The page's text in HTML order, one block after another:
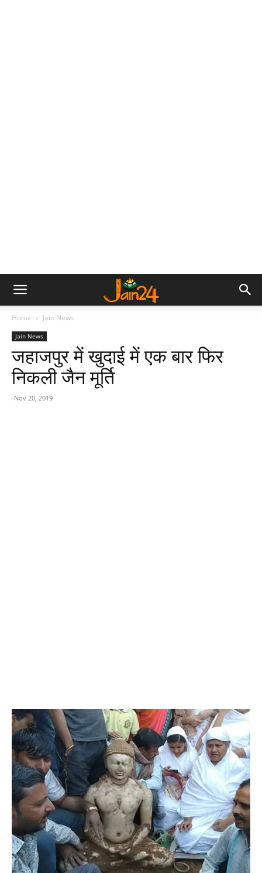
Home Jain News
Jain News
जहाजपुर में खुदाई में एक बार फिर
निकली जैन मूर्ति
Nov 20, 2019